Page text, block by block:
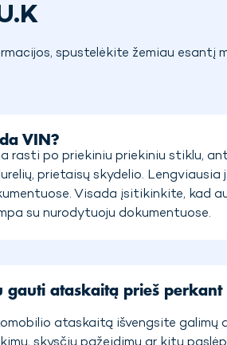
spustelėkite žemiau esantį
VIN?
rasti po priekiniu priekiniu stiklu,
prietaisų skydelio. Lengviausia
Visada įsitikinkite, kad
su nurodytuoju dokumentuose.
gauti ataskaitą prieš perkant
ataskaitą išvengsite galimų